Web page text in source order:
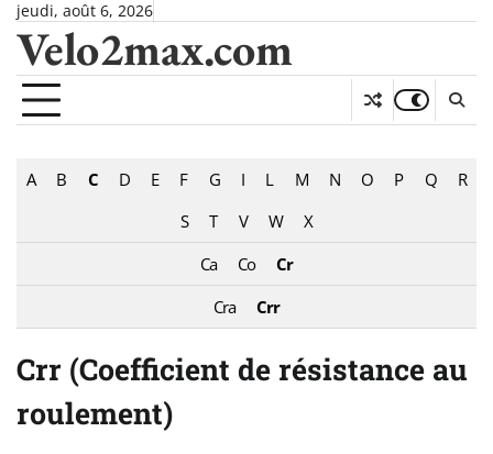
Skip
content
jeudi, août 6, 2026
Velo2max.com
A B C D E F G I L M N O P Q
R
S
T V W
X
Ca
Co
Cr
Cra
Crr
Crr (Coefficient de résistance au
roulement)